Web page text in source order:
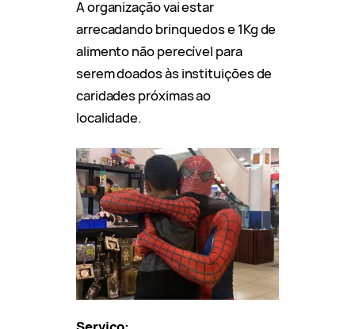
A organização vai estar
arrecadando brinquedos e 1Kg de
alimento não perecível para
serem doados às instituições de
caridades próximas ao
localidade.